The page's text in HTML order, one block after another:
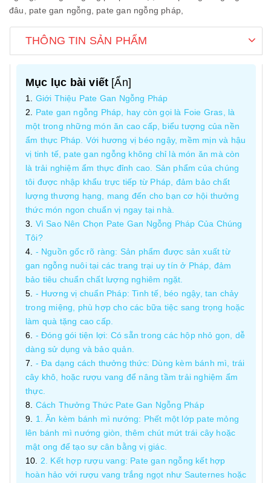
đâu, pate gan ngỗng, pate gan ngỗng pháp,
THÔNG TIN SẢN PHẨM
Mục lục bài viết [Ẩn]
Giới Thiệu Pate Gan Ngỗng Pháp
Pate gan ngỗng Pháp, hay còn gọi là Foie Gras, là
một trong những món ăn cao cấp, biểu tượng của nền
ẩm thực Pháp. Với hương vị béo ngậy, mềm mịn và hậu
vị tinh tế, pate gan ngỗng không chỉ là món ăn mà còn
là trải nghiệm ẩm thực đỉnh cao. Sản phẩm của chúng
tôi được nhập khẩu trực tiếp từ Pháp, đảm bảo chất
lượng thượng hạng, mang đến cho bạn cơ hội thưởng
thức món ngon chuẩn vị ngay tại nhà.
Vì Sao Nên Chọn Pate Gan Ngỗng Pháp Của Chúng
Tôi?
- Nguồn gốc rõ ràng: Sản phẩm được sản xuất từ
gan ngỗng nuôi tại các trang trại uy tín ở Pháp, đảm
bảo tiêu chuẩn chất lượng nghiêm ngặt.
- Hương vị chuẩn Pháp: Tinh tế, béo ngậy, tan chảy
trong miệng, phù hợp cho các bữa tiệc sang trọng hoặc
làm quà tặng cao cấp.
- Đóng gói tiện lợi: Có sẵn trong các hộp nhỏ gọn, dễ
dàng sử dụng và bảo quản.
- Đa dạng cách thưởng thức: Dùng kèm bánh mì, trái
cây khô, hoặc rượu vang để nâng tầm trải nghiệm ẩm
thực.
Cách Thưởng Thức Pate Gan Ngỗng Pháp
1. Ăn kèm bánh mì nướng: Phết một lớp pate mỏng
lên bánh mì nướng giòn, thêm chút mứt trái cây hoặc
mật ong để tạo sự cân bằng vị giác.
2. Kết hợp rượu vang: Pate gan ngỗng kết hợp
hoàn hảo với rượu vang trắng ngọt như Sauternes hoặc